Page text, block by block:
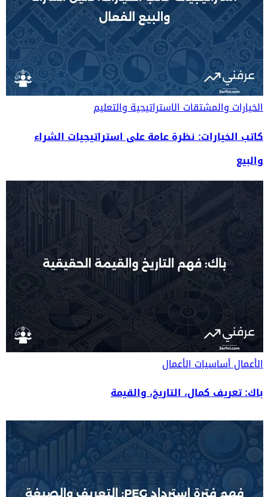
الخيارات والمشتقاتالاستراتيجية والتعليم
كاتب الخيارات: نظرة عامة على استراتيجيات الشراء
والبيع
الأعمالأساسيات الأعمال
باك: تعريف كمال، التاريخ، والقيمة